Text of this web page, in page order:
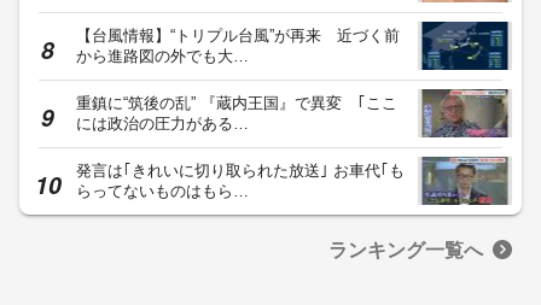
【台風情報】“トリプル台風”が再来 近づく前
から進路図の外でも大…
重鎮に“筑後の乱” 『蔵内王国』で異変 ｢ここ
には政治の圧力がある…
発言は｢きれいに切り取られた放送｣ お車代｢も
らってないものはもら…
ランキング一覧へ